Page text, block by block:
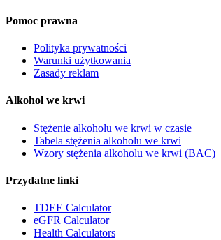
Pomoc prawna
Polityka prywatności
Warunki użytkowania
Zasady reklam
Alkohol we krwi
Stężenie alkoholu we krwi w czasie
Tabela stężenia alkoholu we krwi
Wzory stężenia alkoholu we krwi (BAC)
Przydatne linki
TDEE Calculator
eGFR Calculator
Health Calculators